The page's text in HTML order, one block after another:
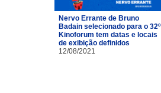
Nervo Errante de Bruno
Badain selecionado para o 32º
Kinoforum tem datas e locais
de exibição definidos
12/08/2021